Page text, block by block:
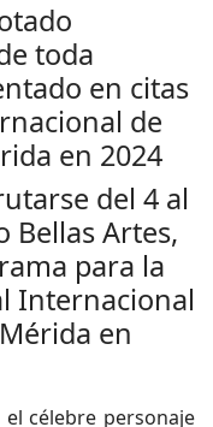
toda
en citas
de
en 2024
del 4 al
Bellas Artes,
para la
Internacional
en
célebre personaje